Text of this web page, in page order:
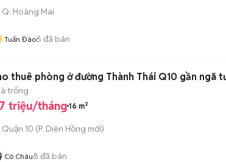
Q. Hoàng Mai
Tuấn Đào6 đã bán
thuê phòng ở đường Thành Thái Q10 gần ngã
trống
triệu/tháng 16 m²
Quận 10 (P. Diên Hồng mới)
Cô Châu8 đã bán